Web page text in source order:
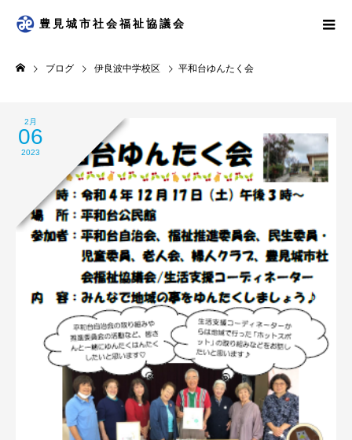
豊見城市社会福祉協議会
ブログ 伊良波中学校区 平和台ゆんたく会
2月
06
2023